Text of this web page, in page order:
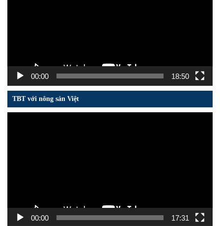
00:00 18:50
TBT với nông sản Việt
00:00 17:31